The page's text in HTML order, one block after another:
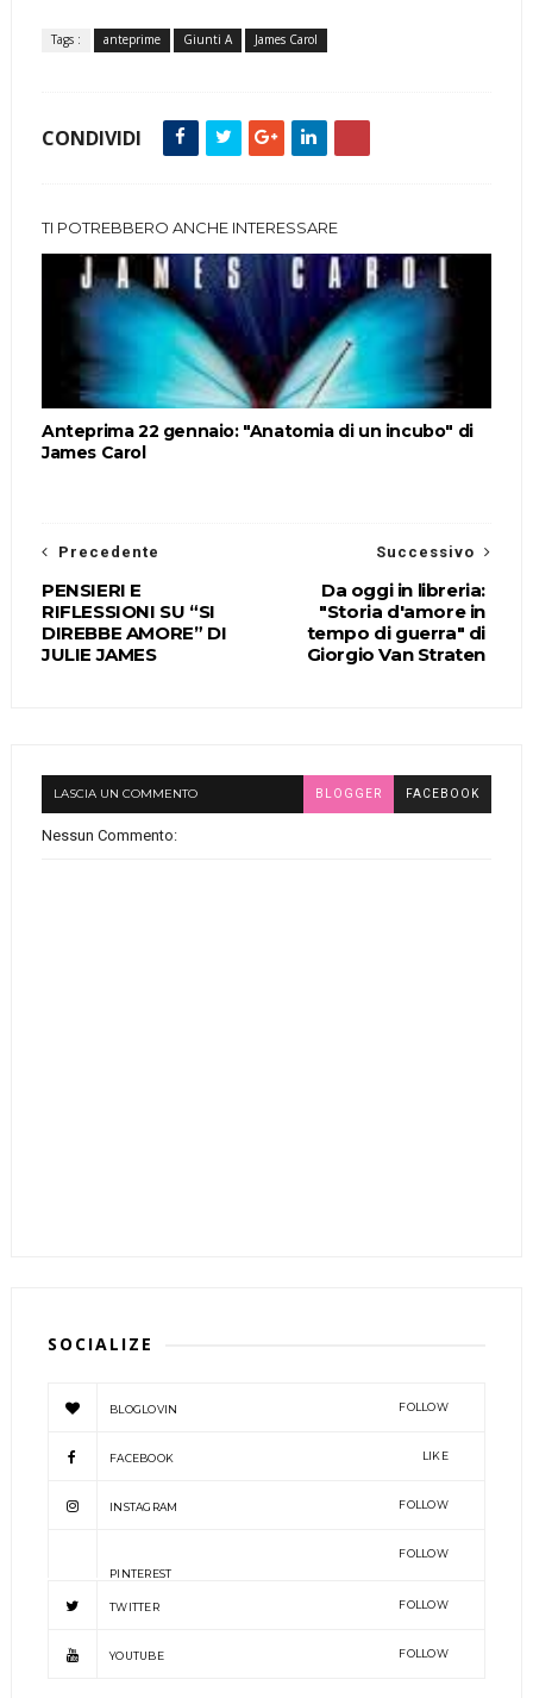
Tags : anteprime Giunti A James Carol
CONDIVIDI
TI POTREBBERO ANCHE INTERESSARE
Anteprima 22 gennaio: "Anatomia di un incubo" di
James Carol
Successivo
Da oggi in libreria:
"Storia d'amore in
tempo di guerra" di
Giorgio Van Straten
Precedente
PENSIERI E
RIFLESSIONI SU “SI
DIREBBE AMORE” DI
JULIE JAMES
LASCIA UN COMMENTO BLOGGER FACEBOOK
Nessun Commento:
SOCIALIZE
BLOGLOVIN FOLLOW
FACEBOOK LIKE
INSTAGRAM FOLLOW
PINTEREST
FOLLOW
TWITTER FOLLOW
YOUTUBE FOLLOW